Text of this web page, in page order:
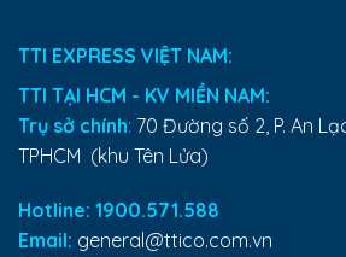
TTI EXPRESS VIỆT NAM:
TTI TẠI HCM - KV MIỀN NAM:
Trụ sở chính: 70 Đường số 2, P. An
TPHCM (khu Tên Lửa)
Hotline: 1900.571.588
Email: general@ttico.com.vn